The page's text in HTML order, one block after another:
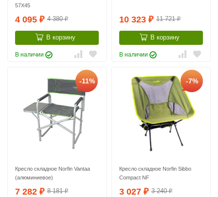
57X45
4 095 ₽ 4 380₽
В корзину
В наличии
10 323 ₽ 11 721₽
В корзину
В наличии
-11%
Кресло складное Norfin Vantaa
(алюминиевое)
7 282 ₽ 8 181₽
-7%
Кресло складное Norfin Sibbo
Compact NF
3 027 ₽ 3 240₽